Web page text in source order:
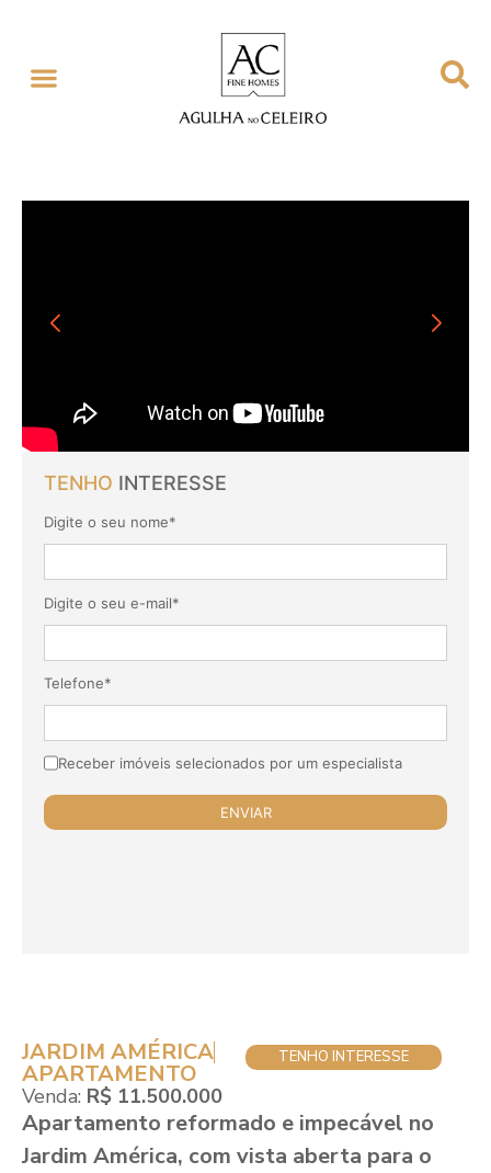
TENHO INTERESSE
Digite o seu nome*
Digite o seu e-mail*
Telefone*
Receber imóveis selecionados por um especialista
JARDIM AMÉRICA
APARTAMENTO
Venda: R$ 11.500.000
TENHO INTERESSE
Apartamento reformado e impecável no
Jardim América, com vista aberta para o